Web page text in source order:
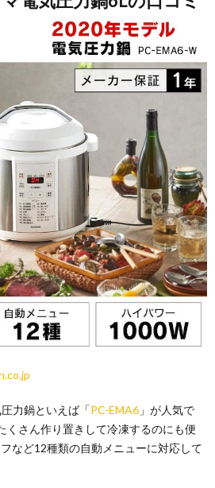
力鍋といえば「PC-EMA6 」が人気で
くさん作り置きして冷凍するのにも便
など12種類の自動メニューに対応して